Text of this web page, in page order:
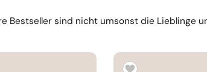
Bestseller sind nicht umsonst die Lieblinge